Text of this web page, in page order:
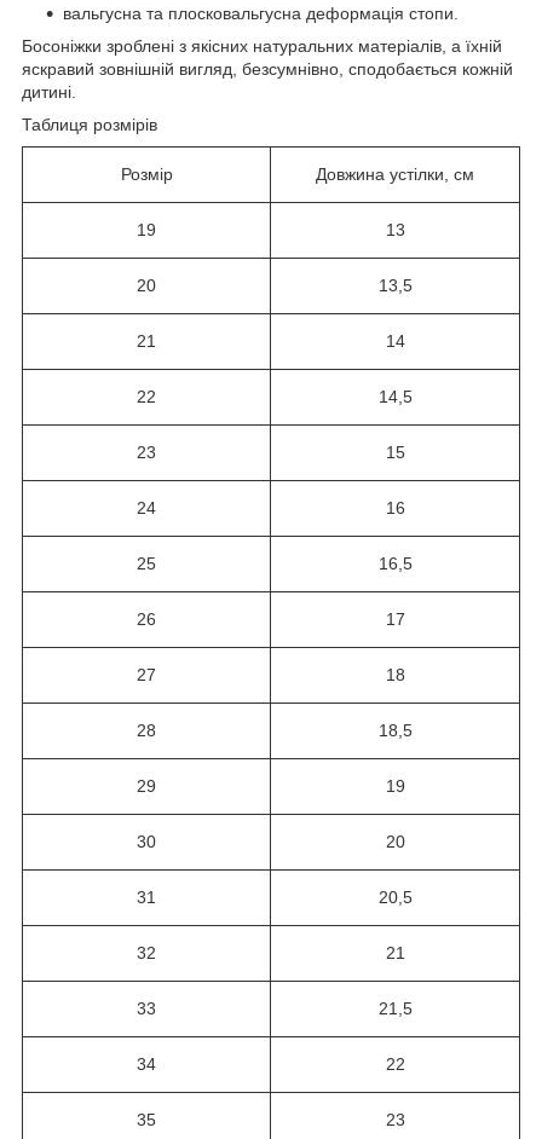
вальгусна та плосковальгусна деформація стопи.
Босоніжки зроблені з якісних натуральних матеріалів, а їхній
яскравий зовнішній вигляд, безсумнівно, сподобається кожній
дитині.
Таблиця розмірів
Розмір Довжина устілки, см
19 13
20 13,5
21 14
22 14,5
23 15
24 16
25 16,5
26 17
27 18
28 18,5
29 19
30 20
31 20,5
32 21
33 21,5
34 22
35 23